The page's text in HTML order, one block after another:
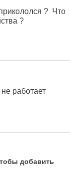
? Что
?
работает
добавить